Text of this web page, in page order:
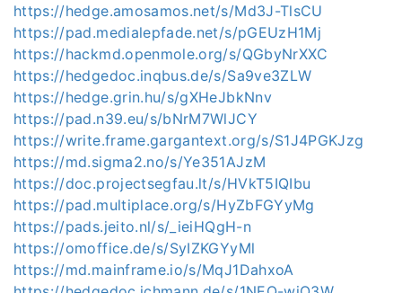
https://hedge.amosamos.net/s/Md3J-TlsCU
https://pad.medialepfade.net/s/pGEUzH1Mj
https://hackmd.openmole.org/s/QGbyNrXXC
https://hedgedoc.inqbus.de/s/Sa9ve3ZLW
https://hedge.grin.hu/s/gXHeJbkNnv
https://pad.n39.eu/s/bNrM7WlJCY
https://write.frame.gargantext.org/s/S1J4PGKJzg
https://md.sigma2.no/s/Ye351AJzM
https://doc.projectsegfau.lt/s/HVkT5IQIbu
https://pad.multiplace.org/s/HyZbFGYyMg
https://pads.jeito.nl/s/_ieiHQgH-n
https://omoffice.de/s/SyIZKGYyMl
https://md.mainframe.io/s/MqJ1DahxoA